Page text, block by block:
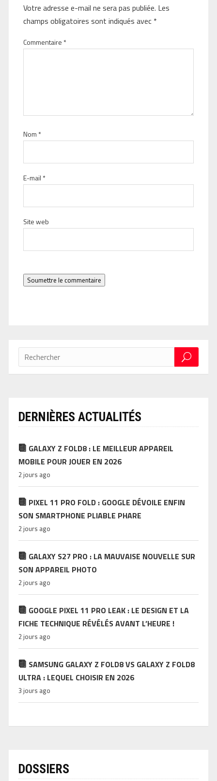
Votre adresse e-mail ne sera pas publiée. Les
champs obligatoires sont indiqués avec *
Commentaire *
Nom *
E-mail *
Site web
Soumettre le commentaire
DERNIÈRES ACTUALITÉS
GALAXY Z FOLD8 : LE MEILLEUR APPAREIL
MOBILE POUR JOUER EN 2026
2 jours ago
PIXEL 11 PRO FOLD : GOOGLE DÉVOILE ENFIN
SON SMARTPHONE PLIABLE PHARE
2 jours ago
GALAXY S27 PRO : LA MAUVAISE NOUVELLE SUR
SON APPAREIL PHOTO
2 jours ago
GOOGLE PIXEL 11 PRO LEAK : LE DESIGN ET LA
FICHE TECHNIQUE RÉVÉLÉS AVANT L’HEURE !
2 jours ago
SAMSUNG GALAXY Z FOLD8 VS GALAXY Z FOLD8
ULTRA : LEQUEL CHOISIR EN 2026
3 jours ago
DOSSIERS